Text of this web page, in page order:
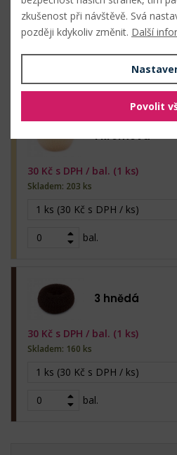
Hromadný nákup
1 krémová
1 ks (30 Kč s DPH / ks)
bal.
30 Kč s DPH / bal. (1 ks)
Skladem: 203 ks
3 hnědá
1 ks (30 Kč s DPH / ks)
bal.
30 Kč s DPH / bal. (1 ks)
Skladem: 160 ks
zkušenost při návštěvě. Svá
později kdykoliv změnit. Další
Povolit